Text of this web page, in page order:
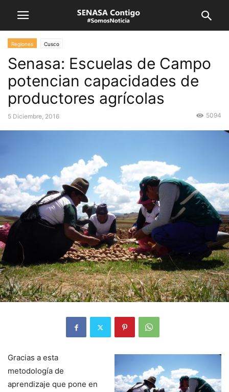
Regiones Cusco
Senasa: Escuelas de Campo
potencian capacidades de
productores agrícolas
5 Diciembre, 2016 5094
Gracias a esta
metodología de
aprendizaje que pone en